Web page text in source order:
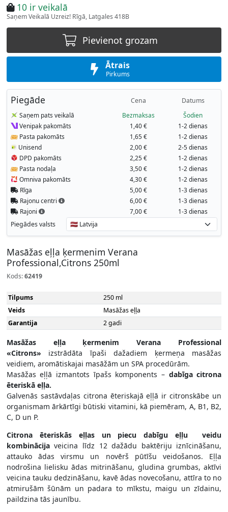
10 ir veikalā
Saņem Veikalā Uzreiz! Rīgā, Latgales 418B
Pievienot grozam
Ātrais
Pirkums
Piegāde Cena Datums
Saņem pats veikalā Bezmaksas
Šodien
Venipak pakomāts
1,40 €
1-2 dienas
Pasta pakomāts
1,65 €
1-2 dienas
Unisend
2,00 €
2-5 dienas
DPD pakomāts
2,25 €
1-2 dienas
Pasta nodaļa
3,50 €
1-2 dienas
Omniva pakomāts
4,30 €
1-2 dienas
Rīga
5,00 €
1-3 dienas
Rajonu centri
6,00 €
1-3 dienas
Rajoni
7,00 € 1-3 dienas
Piegādes valsts
Masāžas eļļa ķermenim Verana
Professional,Citrons 250ml
Kods:62419
Tilpums
250 ml
Veids
Masāžas eļļa
Garantija
2 gadi
Masāžas eļļa ķermenim Verana Professional
«Citrons» izstrādāta īpaši dažadiem ķermeņa masāžas
veidiem, aromātiskajai masāžām un SPA procedūrām.
Masāžas eļļā izmantots īpašs komponents – dabīga citrona
ēteriskā eļļa.
Galvenās sastāvdaļas citrona ēteriskajā eļļā ir citronskābe un
organismam ārkārtīgi būtiski vitamini, kā piemēram, A, B1, B2,
C, D un P.
Citrona ēteriskās eļļas un piecu dabīgu eļļu veidu
kombinācijaveicina līdz 12 dažādu baktēriju iznīcināšanu,
attauko ādas virsmu un novērš pūtīšu veidošanos. Eļļa
nodrošina lielisku ādas mitrināšanu, gludina grumbas, aktīvi
veicina tauku dedzināšanu, kavē ādas novecošanu, attīra to no
atmirušām šūnām un padara to mīkstu, maigu un zīdainu,
paildzina tās jaunību.